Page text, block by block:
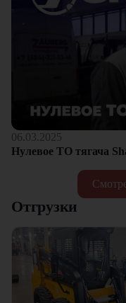
06.03.2025
Нулевое ТО тягача
Отгрузки